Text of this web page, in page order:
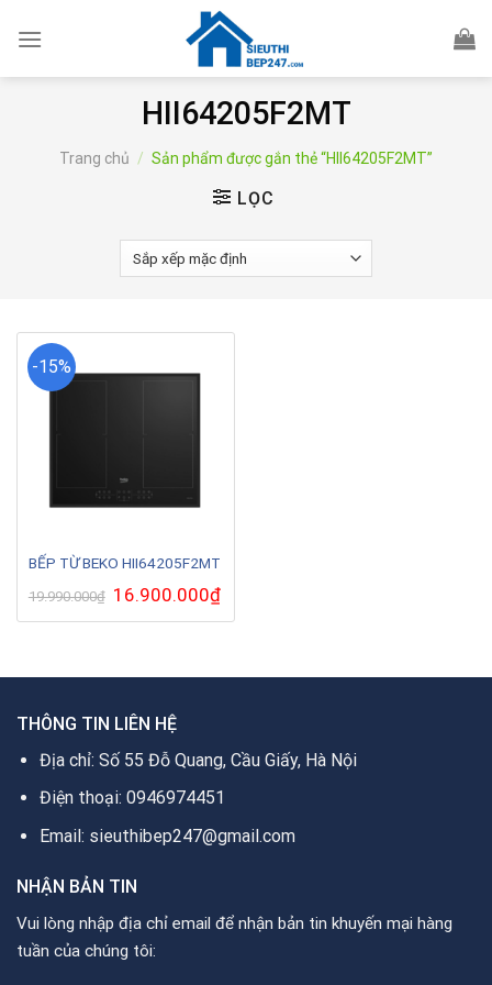
HII64205F2MT
Trang chủ / Sản phẩm được gắn thẻ “HII64205F2MT”
LỌC
-15%
BẾP TỪ BEKO HII64205F2MT
19.990.000₫ Giá
gốc
là:
16.900.000₫Giá
hiện
tại
THÔNG TIN LIÊN HỆ
Địa chỉ: Số 55 Đỗ Quang, Cầu Giấy, Hà Nội
Điện thoại: 0946974451
Email: sieuthibep247@gmail.com
NHẬN BẢN TIN
Vui lòng nhập địa chỉ email để nhận bản tin khuyến mại hàng
tuần của chúng tôi: